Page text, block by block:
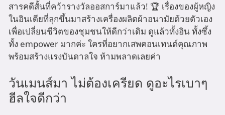
สารคดีสั้นที่คว้ารางวัลออสการ์มาแล้ว! 🏆 เรื่องของผู้หญิง
ในอินเดียที่ลุกขึ้นมาสร้างเครื่องผลิตผ้าอนามัยด้วยตัวเอง
เพื่อเปลี่ยนชีวิตของชุมชนให้ดีกว่าเดิม ดูแล้วทั้งอิน ทั้งซึ้ง
ทั้ง empower มากค่ะ ใครที่อยากเสพคอนเทนต์คุณภาพ
พร้อมสร้างแรงบันดาลใจ ห้ามพลาดเลยค่า
วันเมนส์มา ไม่ต้องเครียด ดูอะไรเบาๆ
ฮีลใจดีกว่า